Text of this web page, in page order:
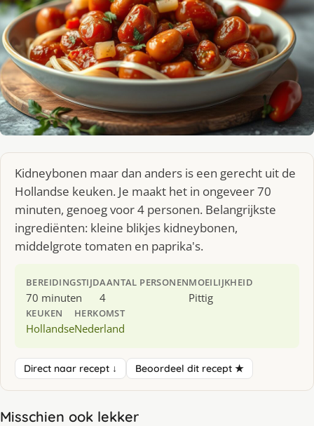
Kidneybonen maar dan anders is een gerecht uit de
Hollandse keuken. Je maakt het in ongeveer 70
minuten, genoeg voor 4 personen. Belangrijkste
ingrediënten: kleine blikjes kidneybonen,
middelgrote tomaten en paprika's.
BEREIDINGSTIJD
70 minuten
AANTAL PERSONEN
4
MOEILIJKHEID
Pittig
KEUKEN
Hollandse
HERKOMST
Nederland
Direct naar recept ↓ Beoordeel dit recept ★
Misschien ook lekker